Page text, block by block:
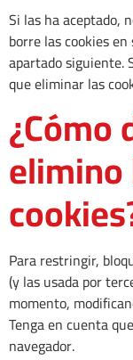
Si las ha aceptado,
borre las cookies
apartado siguiente.
que eliminar las
Para restringir,
(y las usada por
momento,
Tenga en cuenta
navegador.